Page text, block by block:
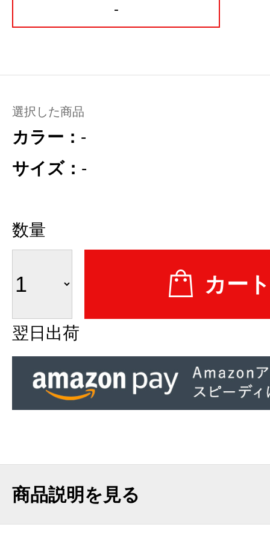
-
選択した商品
カラー： -
サイズ： -
数量
翌日出荷
商品説明を見る